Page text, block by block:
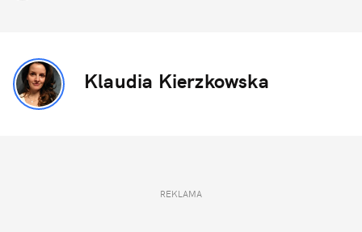
Klaudia Kierzkowska
REKLAMA